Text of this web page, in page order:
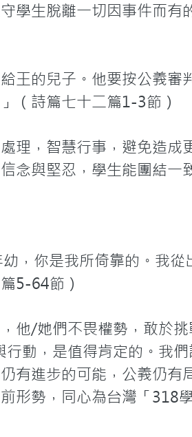
學生脫離一切因事件而有
王的兒子。他要按公義審
（詩篇七十二篇1-3節）
理，智慧行事，避免造成
念與堅忍，學生能團結一
，你是我所倚靠的。我從
5-64節）
他/她們不畏權勢，敢於
動，是值得肯定的。我
有進步的可能，公義仍有
形勢，同心為台灣「318